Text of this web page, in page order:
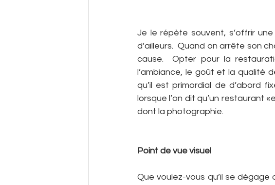
Je le répète souvent, s’offrir
d’ailleurs.  Quand on arrête son
cause.  Opter pour la
l’ambiance, le goût et la qualité
qu’il est primordial de d’abord
lorsque l’on dit qu’un restaurant
dont la photographie.
Point de vue visuel
Que voulez-vous qu’il se